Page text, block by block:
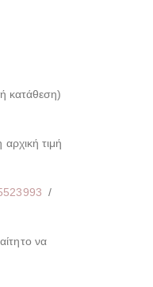
κατάθεση)
τιμή
/
να